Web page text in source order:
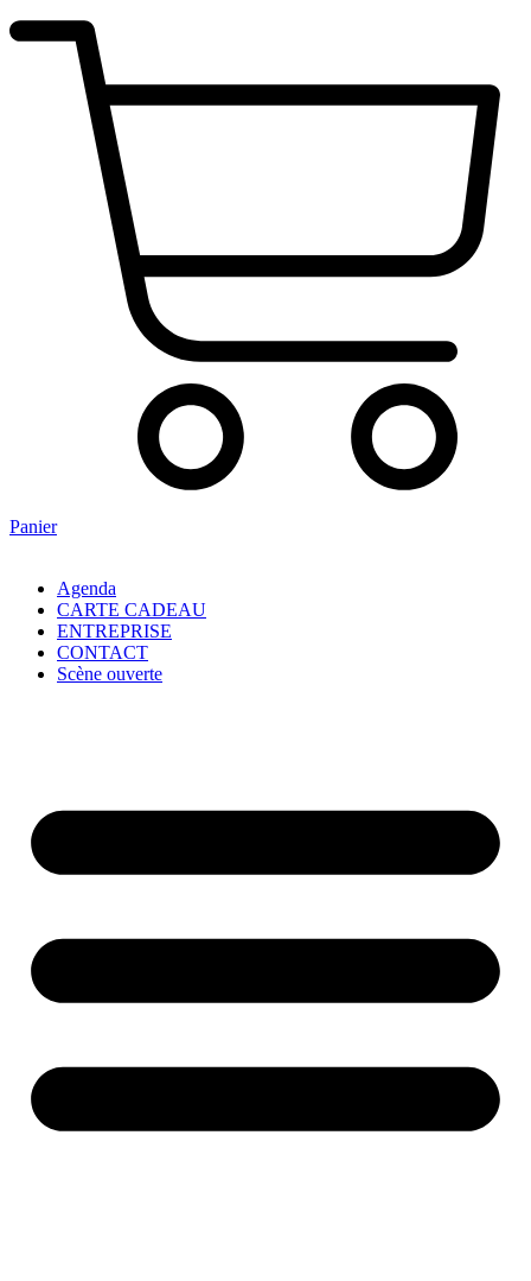
Panier
Agenda
CARTE CADEAU
ENTREPRISE
CONTACT
Scène ouverte